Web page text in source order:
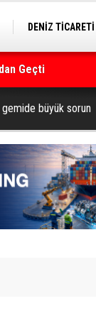
DENİZ TİCARETİ
Geçti
büyük sorun